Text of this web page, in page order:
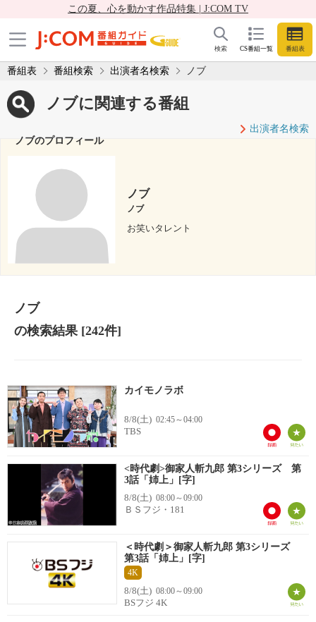
この夏、心を動かす作品特集 | J:COM TV
CS番組一覧 番組表
検索
番組表 番組検索 出演者名検索 ノブ
ノブに関連する番組
出演者名検索
ノブのプロフィール
ノブ
ノブ
お笑いタレント
ノブ
の検索結果[242件]
カイモノラボ
8/8(土) 02:45～04:00
TBS
<時代劇>御家人斬九郎 第3シリーズ 第
3話「姉上」[字]
8/8(土) 08:00～09:00
ＢＳフジ・181
＜時代劇＞御家人斬九郎 第3シリーズ
第3話「姉上」[字]
4K
8/8(土) 08:00～09:00
BSフジ 4K